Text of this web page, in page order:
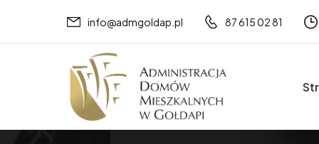
info@admgoldap.pl 87 615 02 81